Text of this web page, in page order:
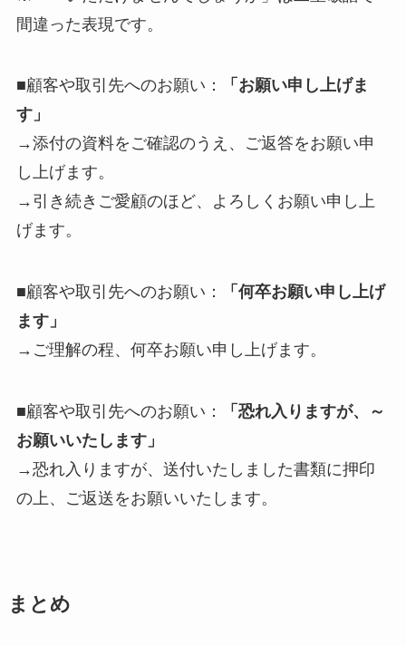
間違った表現です。
■顧客や取引先へのお願い：
「お願い申し上げま
す」
→添付の資料をご確認のうえ、ご返答をお願い申
し上げます。
→引き続きご愛顧のほど、よろしくお願い申し上
げます。
■顧客や取引先へのお願い：
「何卒お願い申し上げ
ます」
→ご理解の程、何卒お願い申し上げます。
■顧客や取引先へのお願い：
「恐れ入りますが、～
お願いいたします」
→恐れ入りますが、送付いたしました書類に押印
の上、ご返送をお願いいたします。
まとめ